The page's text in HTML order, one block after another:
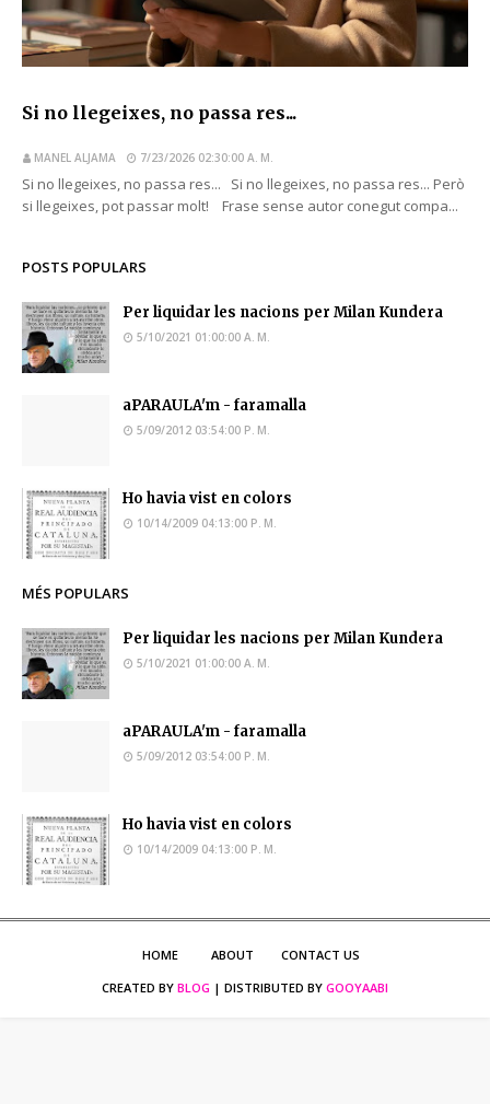
Si no llegeixes, no passa res...
MANEL ALJAMA 7/23/2026 02:30:00 A. M.
Si no llegeixes, no passa res... Si no llegeixes, no passa res... Però
si llegeixes, pot passar molt! Frase sense autor conegut compa...
POSTS POPULARS
Per liquidar les nacions per Milan Kundera
5/10/2021 01:00:00 A. M.
aPARAULA'm - faramalla
5/09/2012 03:54:00 P. M.
Ho havia vist en colors
10/14/2009 04:13:00 P. M.
MÉS POPULARS
Per liquidar les nacions per Milan Kundera
5/10/2021 01:00:00 A. M.
aPARAULA'm - faramalla
5/09/2012 03:54:00 P. M.
Ho havia vist en colors
10/14/2009 04:13:00 P. M.
HOME ABOUT
CONTACT US
CREATED BY BLOG | DISTRIBUTED BY GOOYAABI